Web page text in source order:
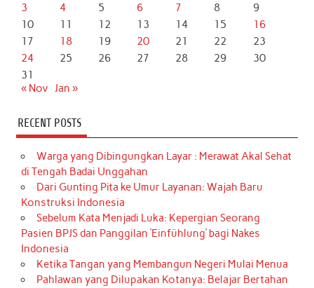
3
4 5 6 7 8
9
10
11 12 13 14 15
16
17
18 19 20 21 22
23
24
25 26 27 28 29
30
31
« Nov Jan »
RECENT POSTS
Warga yang Dibingungkan Layar : Merawat Akal Sehat
di Tengah Badai Unggahan
Dari Gunting Pita ke Umur Layanan: Wajah Baru
Konstruksi Indonesia
Sebelum Kata Menjadi Luka: Kepergian Seorang
Pasien BPJS dan Panggilan ‘Einfühlung’ bagi Nakes
Indonesia
Ketika Tangan yang Membangun Negeri Mulai Menua
Pahlawan yang Dilupakan Kotanya: Belajar Bertahan